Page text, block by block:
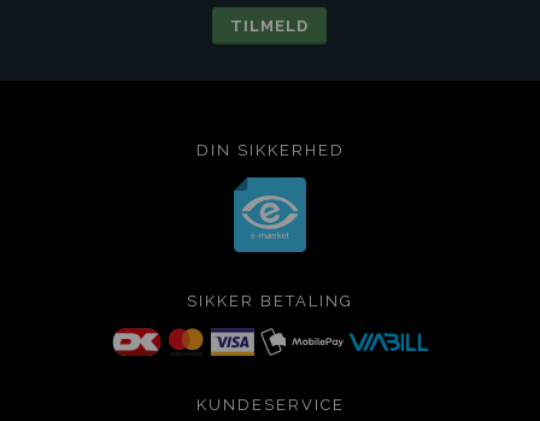
DIN SIKKERHED
SIKKER BETALING
KUNDESERVICE